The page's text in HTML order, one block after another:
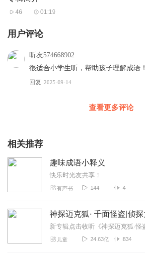
46 01:19
用户评论
听友574668902
很适合小学生听，帮助孩子理解成语！
回复 2025-09-14
查看更多评论
相关推荐
趣味成语小释义
快乐时光友共享！
有声书 144 4
儿童 24.63亿 834